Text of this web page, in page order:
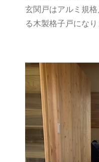
玄関戸はアルミ規
る木製格子戸になり